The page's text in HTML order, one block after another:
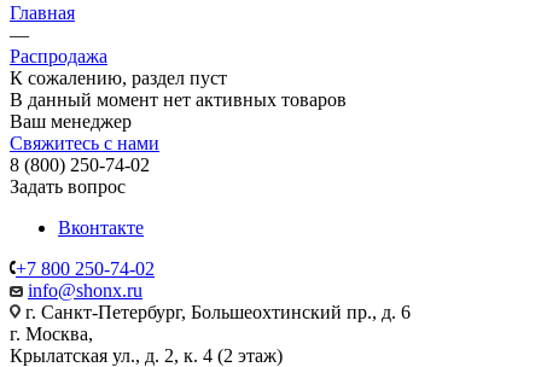
Главная
—
Распродажа
К сожалению, раздел пуст
В данный момент нет активных товаров
Ваш менеджер
Свяжитесь с нами
8 (800) 250-74-02
Задать вопрос
Вконтакте
+7 800 250-74-02
info@shonx.ru
г. Санкт-Петербург, Большеохтинский пр., д. 6
г. Москва,
Крылатская ул., д. 2, к. 4 (2 этаж)